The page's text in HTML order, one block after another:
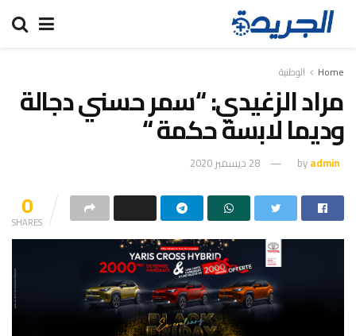
Home الوطنية
مراد الزغيدي: “سمر حسني دجالة
وديما لابسة حكمة “
byadmin 28 ديسمبر 2020
0
SHARES